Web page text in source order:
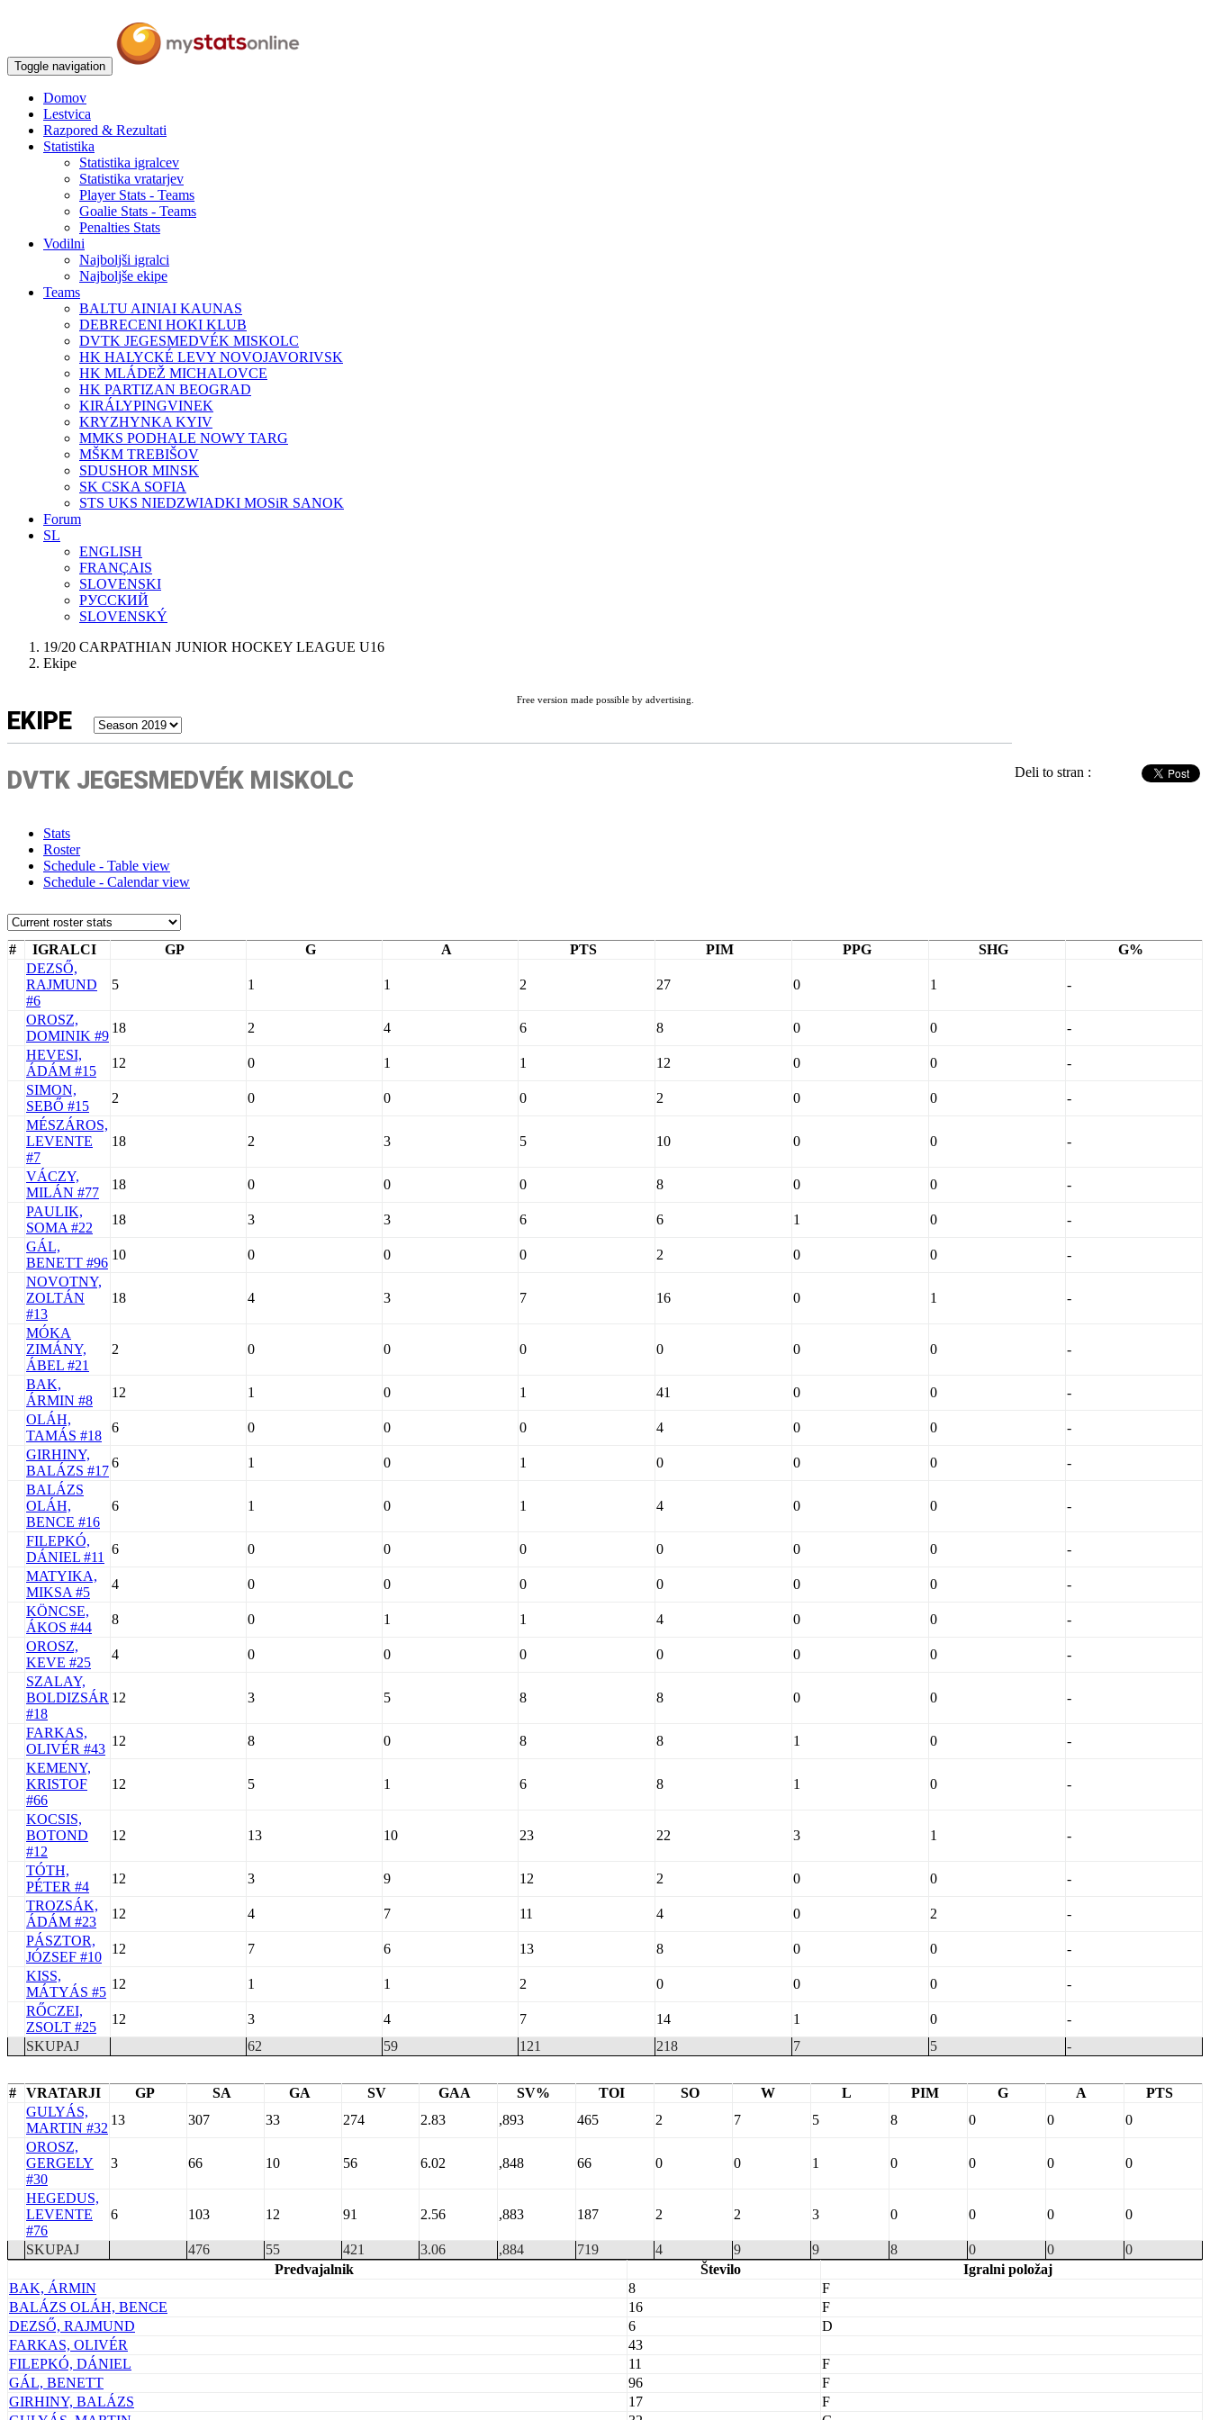
Toggle navigation
Domov
Lestvica
Razpored & Rezultati
Statistika
Statistika igralcev
Statistika vratarjev
Player Stats - Teams
Goalie Stats - Teams
Penalties Stats
Vodilni
Najboljši igralci
Najboljše ekipe
Teams
BALTU AINIAI KAUNAS
DEBRECENI HOKI KLUB
DVTK JEGESMEDVÉK MISKOLC
HK HALYCKÉ LEVY NOVOJAVORIVSK
HK MLÁDEŽ MICHALOVCE
HK PARTIZAN BEOGRAD
KIRÁLYPINGVINEK
KRYZHYNKA KYIV
MMKS PODHALE NOWY TARG
MŠKM TREBIŠOV
SDUSHOR MINSK
SK CSKA SOFIA
STS UKS NIEDZWIADKI MOSiR SANOK
Forum
SL
ENGLISH
FRANÇAIS
SLOVENSKI
РУССКИЙ
SLOVENSKÝ
19/20 CARPATHIAN JUNIOR HOCKEY LEAGUE U16
Ekipe
Free version made possible by advertising.
EKIPE
Deli to stran :
DVTK JEGESMEDVÉK MISKOLC
Stats
Roster
Schedule - Table view
Schedule - Calendar view
# IGRALCI GP G A PTS PIM PPG SHG
G%
DEZSŐ,
RAJMUND
#6
5 1 1 2 27 0 1 -
OROSZ,
DOMINIK #9
18 2 4 6 8 0 0
-
HEVESI,
ÁDÁM #15
12 0 1 1 12 0 0
-
SIMON,
SEBŐ #15
2 0 0 0 2 0 0
-
MÉSZÁROS,
LEVENTE
#7
18 2 3 5 10 0 0 -
VÁCZY,
MILÁN #77
18 0 0 0 8 0 0
-
PAULIK,
SOMA #22
18 3 3 6 6 1 0
-
GÁL,
BENETT #96
10 0 0 0 2 0 0
-
NOVOTNY,
ZOLTÁN
#13
18 4 3 7 16 0 1 -
MÓKA
ZIMÁNY,
ÁBEL #21
2 0 0 0 0 0 0 -
BAK,
ÁRMIN #8
12 1 0 1 41 0 0
-
OLÁH,
TAMÁS #18
6 0 0 0 4 0 0
-
GIRHINY,
BALÁZS #17
6 1 0 1 0 0 0
-
BALÁZS
OLÁH,
BENCE #16
6 1 0 1 4 0 0 -
FILEPKÓ,
DÁNIEL #11
6 0 0 0 0 0 0
-
MATYIKA,
MIKSA #5
4 0 0 0 0 0 0
-
KÖNCSE,
ÁKOS #44
8 0 1 1 4 0 0
-
OROSZ,
KEVE #25
4 0 0 0 0 0 0
-
SZALAY,
BOLDIZSÁR
#18
12 3 5 8 8 0 0 -
FARKAS,
OLIVÉR #43
12 8 0 8 8 1 0
-
KEMENY,
KRISTOF
#66
12 5 1 6 8 1 0 -
KOCSIS,
BOTOND
#12
12 13 10 23 22 3 1 -
TÓTH,
PÉTER #4
12 3 9 12 2 0 0
-
TROZSÁK,
ÁDÁM #23
12 4 7 11 4 0 2
-
PÁSZTOR,
JÓZSEF #10
12 7 6 13 8 0 0
-
KISS,
MÁTYÁS #5
12 1 1 2 0 0 0
-
RŐCZEI,
ZSOLT #25
12 3 4 7 14 1 0
-
SKUPAJ
62 59 121 218 7 5 -
# VRATARJI GP SA GA SV GAA SV% TOI SO W L PIM G A
PTS
GULYÁS,
MARTIN #32
13 307 33 274 2.83 ,893 465 2 7 5 8 0 0
0
OROSZ,
GERGELY
#30
3 66 10 56 6.02 ,848 66 0 0 1 0 0 0 0
HEGEDUS,
LEVENTE
#76
6 103 12 91 2.56 ,883 187 2 2 3 0 0 0 0
SKUPAJ 476 55 421 3.06 ,884 719 4 9 9 8 0 0
0
Predvajalnik
Število
Igralni položaj
BAK, ÁRMIN
8
F
BALÁZS OLÁH, BENCE
16
F
DEZSŐ, RAJMUND
6
D
FARKAS, OLIVÉR
43
FILEPKÓ, DÁNIEL
11
F
GÁL, BENETT
96
F
GIRHINY, BALÁZS
17
F